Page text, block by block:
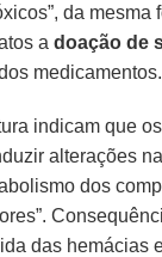
da mesma
adoação de
medicamentos.
indicam que
alterações
dos
das hemácias